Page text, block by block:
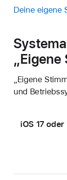
Deine eigene
„Eigene
„Eigene
und
iOS 17 oder